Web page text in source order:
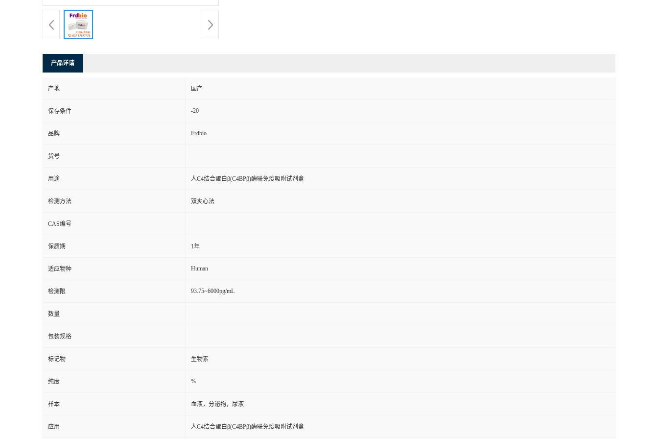
产品详请
产地 国产
保存条件 -20
品牌 Frdbio
货号
用途 人C4结合蛋白β(C4BPβ)酶联免疫吸附试剂盒
检测方法 双夹心法
CAS编号
保质期 1年
适应物种 Human
检测限 93.75~6000pg/mL
数量
包装规格
标记物 生物素
纯度 %
样本 血液，分泌物，尿液
应用 人C4结合蛋白β(C4BPβ)酶联免疫吸附试剂盒